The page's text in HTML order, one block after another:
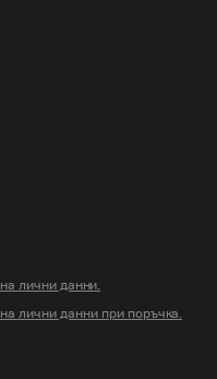
обработка на лични данни.
обработка на лични данни при поръчка.